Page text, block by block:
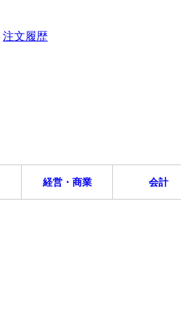
注文履歴
経営・商業 会計